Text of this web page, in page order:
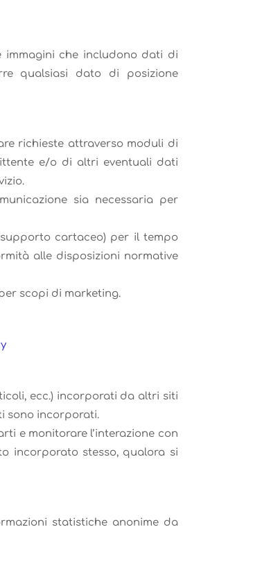
immagini che includono dati di
qualsiasi dato di posizione
richieste attraverso moduli di
e/o di altri eventuali dati
sia necessaria per
cartaceo) per il tempo
alle disposizioni normative
scopi di marketing.
ecc.) incorporati da altri siti
sono incorporati.
e monitorare l’interazione con
incorporato stesso, qualora si
statistiche anonime da